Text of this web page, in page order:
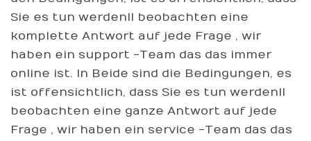
Sie es tun werdenll beobachten eine
komplette Antwort auf jede Frage , wir
haben ein support -Team das das immer
online ist. In Beide sind die Bedingungen, es
ist offensichtlich, dass Sie es tun werdenll
beobachten eine ganze Antwort auf jede
Frage , wir haben ein service -Team das das